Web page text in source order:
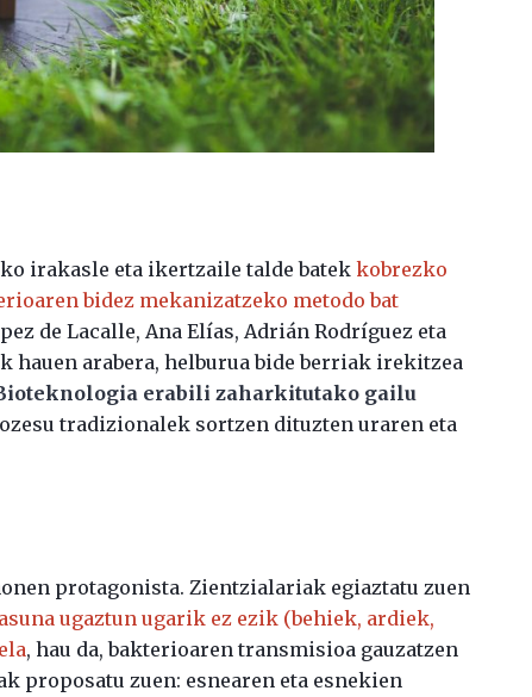
irakasle eta ikertzaile talde batekkobrezko
bidez mekanizatzeko metodo bat
de Lacalle, Ana Elías, Adrián Rodríguez eta
hauen arabera, helburua bide berriak irekitzea
erabili zaharkitutako gailu
tradizionalek sortzen dituzten uraren eta
protagonista. Zientzialariak egiaztatu zuen
ugaztun ugarik ez ezik (behiek, ardiek,
, hau da, bakterioaren transmisioa gauzatzen
proposatu zuen: esnearen eta esnekien